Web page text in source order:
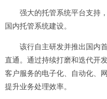
强大的托管系统平台支持，
国内托管系统建设。
该行自主研发并推出国内首
直通。通过持续打磨和迭代开
客户服务的电子化、自动化、
提升业务处理效率。